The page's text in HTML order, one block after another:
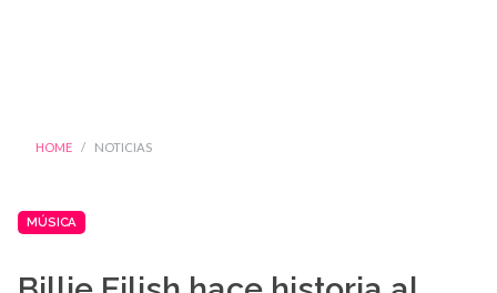
HOME NOTICIAS
MÚSICA